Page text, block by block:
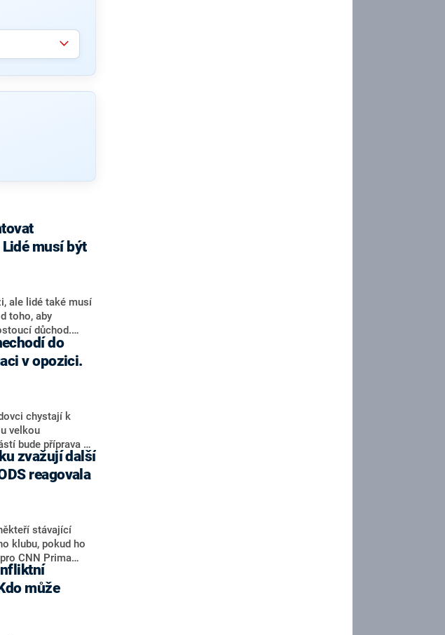
musí být
ale lidé také musí
toho, aby
důchod.
hnutí Naše
Prima NEWS.
člověk, který by
a rozvoj,
nechtěl.
do
v opozici.
chystají k
velkou
bude příprava na
setkání s novináři
Ten zároveň v
Popsal i
nebo političtí
„Je to
vlády. Ministři s
ale ukazovat
dotaz CNN Prima
reagovala
stávající
klubu, pokud ho
CNN Prima
hejtman
by takto mohl
je dnes
to na dotaz
ODS
může